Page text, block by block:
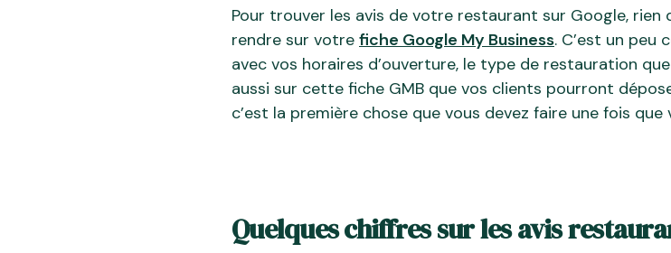
Pour trouver les avis de votre restaurant sur Google, rien
rendre sur votre fiche Google My Business. C’est un
avec vos horaires d’ouverture, le type de restauration
aussi sur cette fiche GMB que vos clients pourront
c’est la première chose que vous devez faire une fois
Quelques chiffres sur les avis